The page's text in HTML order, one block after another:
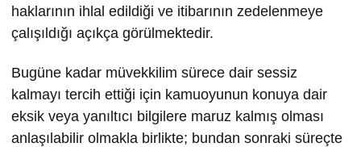
haklarının ihlal edildiği ve itibarının zedelenmeye
çalışıldığı açıkça görülmektedir.
Bugüne kadar müvekkilim sürece dair sessiz
kalmayı tercih ettiği için kamuoyunun konuya dair
eksik veya yanıltıcı bilgilere maruz kalmış olması
anlaşılabilir olmakla birlikte; bundan sonraki süreçte